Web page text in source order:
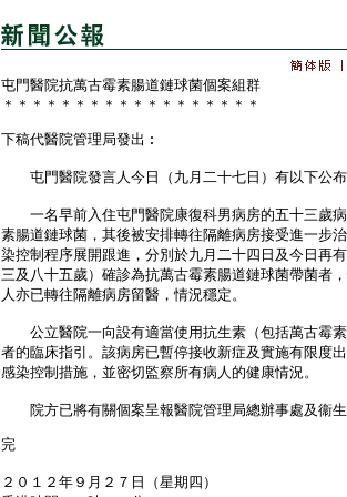
屯門醫院抗萬古霉素腸道鏈球菌個案組群
＊＊＊＊＊＊＊＊＊＊＊＊＊＊＊＊＊＊
下稿代醫院管理局發出︰
屯門醫院發言人今日（九月二十七日）有以下公布
一名早前入住屯門醫院康復科男病房的五十三歲病
素腸道鏈球菌，其後被安排轉往隔離病房接受進一步
染控制程序展開跟進，分別於九月二十四日及今日再
三及八十五歲）確診為抗萬古霉素腸道鏈球菌帶菌者
人亦已轉往隔離病房留醫，情況穩定。
公立醫院一向設有適當使用抗生素（包括萬古霉素
者的臨床指引。該病房已暫停接收新症及實施有限度
感染控制措施，並密切監察所有病人的健康情況。
院方已將有關個案呈報醫院管理局總辦事處及衞生
完
２０１２年９月２７日（星期四）